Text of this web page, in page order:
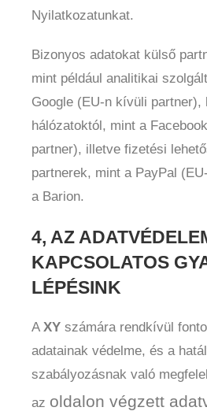
Nyilatkozatunkat.
Bizonyos adatokat külső
mint például analitikai
Google (EU-n kívüli partner),
hálózatoktól, mint a
partner), illetve fizetési
partnerek, mint a PayPal
a Barion.
4, AZ
KAPCSOLATOS
LÉPÉSINK
A XYszámára rendkívül
adatainak védelme, és a
szabályozásnak való
az oldalon végzett